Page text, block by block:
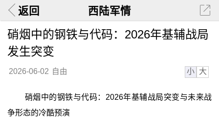
返回 西陆军情
硝烟中的钢铁与代码：2026年基辅战局
发生突变
2026-06-02 自由 小 大
硝烟中的钢铁与代码：2026年基辅战局突变与未来战
争形态的冷酷预演